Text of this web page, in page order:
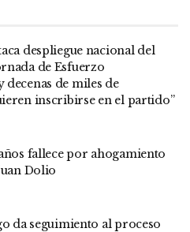
despliegue nacional del
de Esfuerzo
decenas de miles de
inscribirse en el partido”
fallece por ahogamiento
Dolio
da seguimiento al proceso